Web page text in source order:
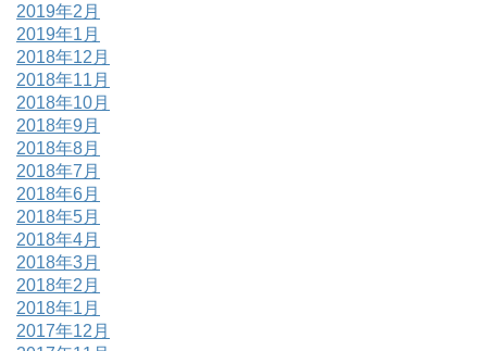
2019年2月
2019年1月
2018年12月
2018年11月
2018年10月
2018年9月
2018年8月
2018年7月
2018年6月
2018年5月
2018年4月
2018年3月
2018年2月
2018年1月
2017年12月